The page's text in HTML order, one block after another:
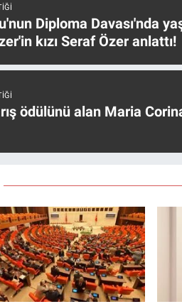
Diploma Davası'nda
kızı Seraf Özer anlattı!
ödülünü alan Maria